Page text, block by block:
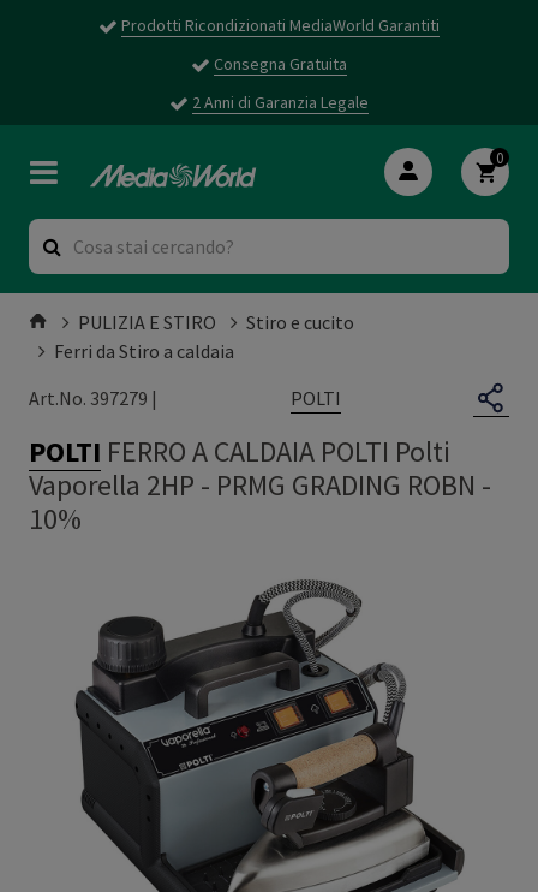
Prodotti Ricondizionati MediaWorld Garantiti
Consegna Gratuita
2 Anni di Garanzia Legale
0
PULIZIA E STIRO
Stiro e cucito
Ferri da Stiro a caldaia
Art.No. 397279 |
POLTI
POLTI FERRO A CALDAIA POLTI Polti
Vaporella 2HP - PRMG GRADING ROBN -
10%